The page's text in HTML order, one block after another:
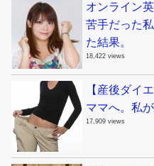
オンライン
苦手だった
た結果。
18,422 views
【産後ダイ
ママへ。私
17,909 views